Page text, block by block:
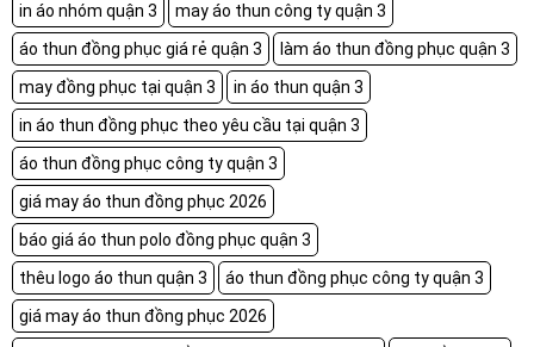
in áo nhóm quận 3
may áo thun công ty quận 3
áo thun đồng phục giá rẻ quận 3
làm áo thun đồng phục quận 3
may đồng phục tại quận 3
in áo thun quận 3
in áo thun đồng phục theo yêu cầu tại quận 3
áo thun đồng phục công ty quận 3
giá may áo thun đồng phục 2026
báo giá áo thun polo đồng phục quận 3
thêu logo áo thun quận 3
áo thun đồng phục công ty quận 3
giá may áo thun đồng phục 2026